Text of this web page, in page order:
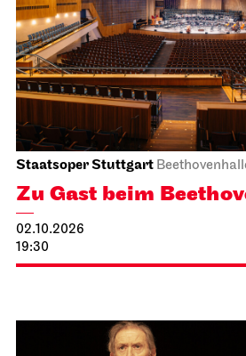
Staatsoper Stuttgart
Zu Gast beim
02.10.2026
19:30